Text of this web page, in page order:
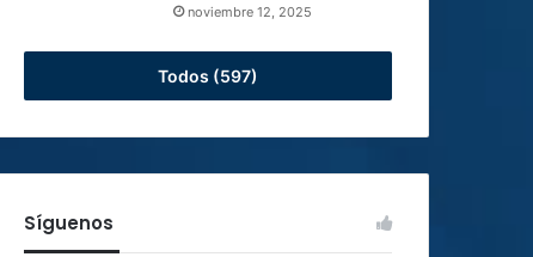
noviembre 12, 2025
Todos (597)
Síguenos